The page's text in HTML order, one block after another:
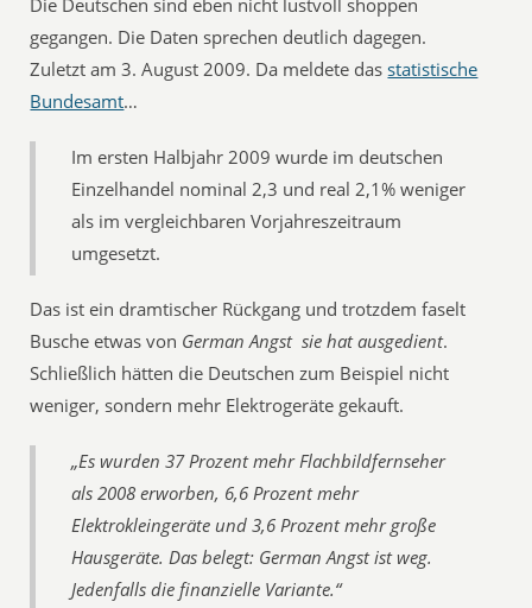
Die Deutschen sind eben nicht lustvoll shoppen
gegangen. Die Daten sprechen deutlich dagegen.
Zuletzt am 3. August 2009. Da meldete dasstatistische
Bundesamt…
Im ersten Halbjahr 2009 wurde im deutschen
Einzelhandel nominal 2,3 und real 2,1% weniger
als im vergleichbaren Vorjahreszeitraum
umgesetzt.
Das ist ein dramtischer Rückgang und trotzdem faselt
Busche etwas von German Angst  sie hat ausgedient.
Schließlich hätten die Deutschen zum Beispiel nicht
weniger, sondern mehr Elektrogeräte gekauft.
„Es wurden 37 Prozent mehr Flachbildfernseher
als 2008 erworben, 6,6 Prozent mehr
Elektrokleingeräte und 3,6 Prozent mehr große
Hausgeräte. Das belegt: German Angst ist weg.
Jedenfalls die finanzielle Variante.“